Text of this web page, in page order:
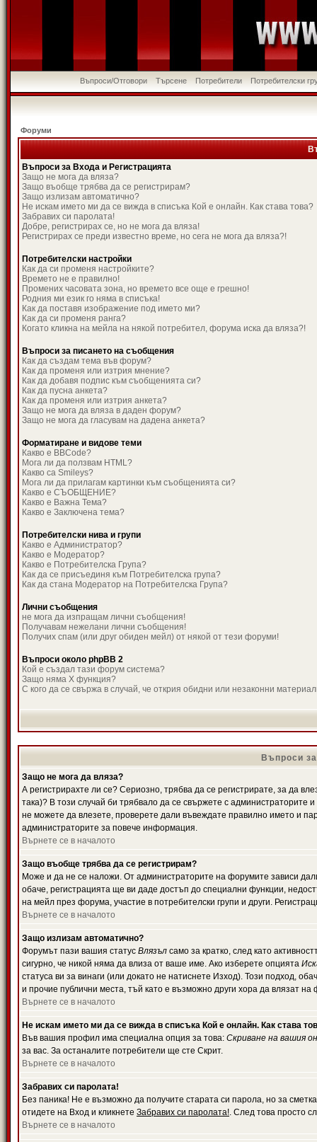
Въпроси/Отговори Търсене Потребители Потребителски
Форуми
Въпроси за Входа и Регистрацията
Защо не мога да вляза?
Защо въобще трябва да се регистрирам?
Защо излизам автоматично?
Не искам името ми да се вижда в списъка Кой е онлайн. Как става това?
Забравих си паролата!
Добре, регистрирах се, но не мога да вляза!
Регистрирах се преди известно време, но сега не мога да вляза?!
Потребителски настройки
Как да си променя настройките?
Времето не е правилно!
Промених часовата зона, но времето все още е грешно!
Родния ми език го няма в списъка!
Как да поставя изображение под името ми?
Как да си променя ранга?
Когато кликна на мейла на някой потребител, форума иска да вляза?!
Въпроси за писането на съобщения
Как да създам тема във форум?
Как да променя или изтрия мнение?
Как да добавя подпис към съобщенията си?
Как да пусна анкета?
Как да променя или изтрия анкета?
Защо не мога да вляза в даден форум?
Защо не мога да гласувам на дадена анкета?
Форматиране и видове теми
Какво е BBCode?
Мога ли да ползвам HTML?
Какво са Smileys?
Мога ли да прилагам картинки към съобщенията си?
Какво е СЪОБЩЕНИЕ?
Какво е Важна Тема?
Какво е Заключена тема?
Потребителски нива и групи
Какво е Администратор?
Какво е Модератор?
Какво е Потребителска Група?
Как да се присъединя към Потребителска група?
Как да стана Модератор на Потребителска Група?
Лични съобщения
не мога да изпращам лични съобщения!
Получавам нежелани лични съобщения!
Получих спам (или друг обиден мейл) от някой от тези форуми!
Въпроси около phpBB 2
Кой е създал тази форум система?
Защо няма X функция?
С кого да се свържа в случай, че открия обидни или незаконни
Въпроси
Защо не мога да вляза?
А регистрирахте ли се? Сериозно, трябва да се регистрирате, за да
така)? В този случай би трябвало да се свържете с администраторите
не можете да влезете, проверете дали въвеждате правилно името и
администраторите за повече информация.
Върнете се в началото
Защо въобще трябва да се регистрирам?
Може и да не се наложи. От администраторите на форумите зависи
обаче, регистрацията ще ви даде достъп до специални функции,
на мейл през форума, участие в потребителски групи и други.
Върнете се в началото
Защо излизам автоматично?
Форумът пази вашия статус Влязъл само за кратко, след като
сигурно, че никой няма да влиза от ваше име. Ако изберете опцията
статуса ви за винаги (или докато не натиснете Изход). Този подход,
и прочие публични места, тъй като е възможно други хора да влязат
Върнете се в началото
Не искам името ми да се вижда в списъка Кой е онлайн. Как става
Във вашия профил има специална опция за това: Скриване на вашия
за вас. За останалите потребители ще сте Скрит.
Върнете се в началото
Забравих си паролата!
Без паника! Не е възможно да получите старата си парола, но за
отидете на Вход и кликнете Забравих си паролата!. След това просто
Върнете се в началото